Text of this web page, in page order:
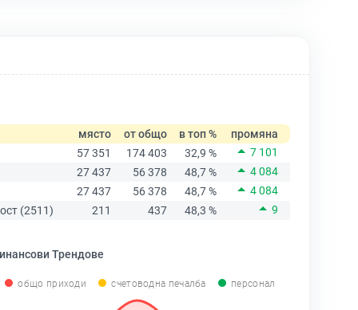
място от общо в топ %
промяна
57 351
174 403 32,9 %
7 101
27 437
56 378 48,7 %
4 084
27 437
56 378 48,7 %
4 084
(2511)
211 437 48,3 % 9
Трендове
общо приходи счетоводна печалба персонал